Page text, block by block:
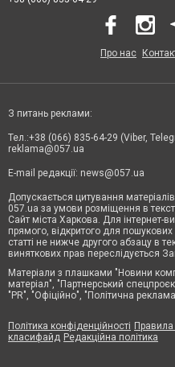
Про нас
З питань реклами:
Тел.:+38 (066) 835-64-29 (Viber,
reklama@057.ua
E-mail редакції: news@057.ua
Допускається цитування
057.ua за умови розміщення в
Сайт міста Харкова. Для інтернет-
прямого, відкритого для
статті не нижче другого абзацу в
виняткових прав переслідується
Матеріали з плашками "Новини
матеріал", "Партнерський
"PR", "Офіційно", "Політична
Політика конфіденційності Правила
класифайд Редакційна політика